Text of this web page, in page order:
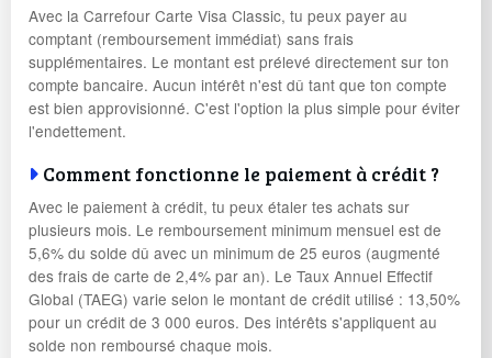
Avec la Carrefour Carte Visa Classic, tu peux payer au
comptant (remboursement immédiat) sans frais
supplémentaires. Le montant est prélevé directement sur ton
compte bancaire. Aucun intérêt n'est dû tant que ton compte
est bien approvisionné. C'est l'option la plus simple pour éviter
l'endettement.
Comment fonctionne le paiement à crédit ?
Avec le paiement à crédit, tu peux étaler tes achats sur
plusieurs mois. Le remboursement minimum mensuel est de
5,6% du solde dû avec un minimum de 25 euros (augmenté
des frais de carte de 2,4% par an). Le Taux Annuel Effectif
Global (TAEG) varie selon le montant de crédit utilisé : 13,50%
pour un crédit de 3 000 euros. Des intérêts s'appliquent au
solde non remboursé chaque mois.